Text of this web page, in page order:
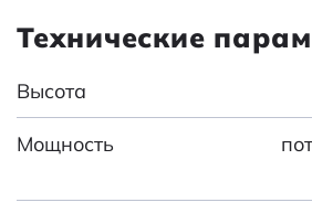
Технические
Высота
Мощность